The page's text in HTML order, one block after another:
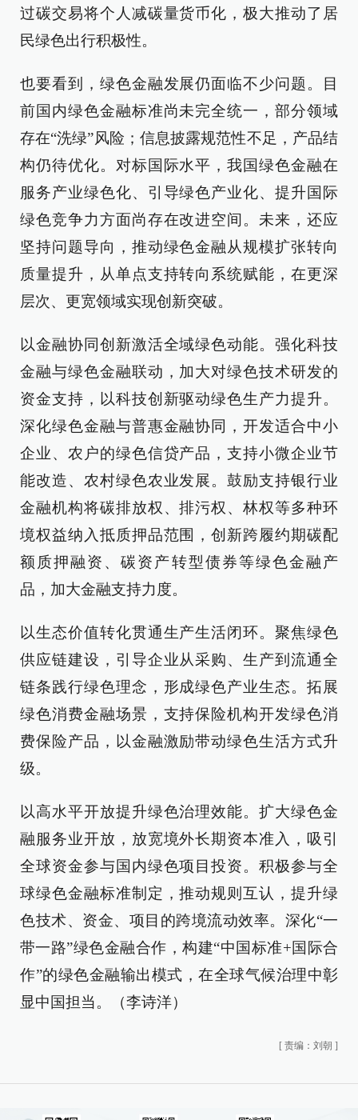
过碳交易将个人减碳量货币化，极大推动了居
民绿色出行积极性。
也要看到，绿色金融发展仍面临不少问题。目
前国内绿色金融标准尚未完全统一，部分领域
存在“洗绿”风险；信息披露规范性不足，产品结
构仍待优化。对标国际水平，我国绿色金融在
服务产业绿色化、引导绿色产业化、提升国际
绿色竞争力方面尚存在改进空间。未来，还应
坚持问题导向，推动绿色金融从规模扩张转向
质量提升，从单点支持转向系统赋能，在更深
层次、更宽领域实现创新突破。
以金融协同创新激活全域绿色动能。强化科技
金融与绿色金融联动，加大对绿色技术研发的
资金支持，以科技创新驱动绿色生产力提升。
深化绿色金融与普惠金融协同，开发适合中小
企业、农户的绿色信贷产品，支持小微企业节
能改造、农村绿色农业发展。鼓励支持银行业
金融机构将碳排放权、排污权、林权等多种环
境权益纳入抵质押品范围，创新跨履约期碳配
额质押融资、碳资产转型债券等绿色金融产
品，加大金融支持力度。
以生态价值转化贯通生产生活闭环。聚焦绿色
供应链建设，引导企业从采购、生产到流通全
链条践行绿色理念，形成绿色产业生态。拓展
绿色消费金融场景，支持保险机构开发绿色消
费保险产品，以金融激励带动绿色生活方式升
级。
以高水平开放提升绿色治理效能。扩大绿色金
融服务业开放，放宽境外长期资本准入，吸引
全球资金参与国内绿色项目投资。积极参与全
球绿色金融标准制定，推动规则互认，提升绿
色技术、资金、项目的跨境流动效率。深化“一
带一路”绿色金融合作，构建“中国标准+国际合
作”的绿色金融输出模式，在全球气候治理中彰
显中国担当。（李诗洋）
[ 责编：刘朝 ]